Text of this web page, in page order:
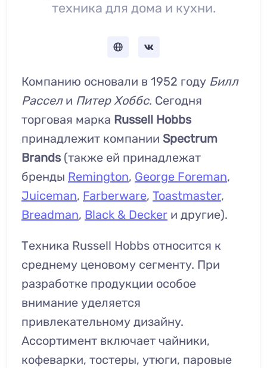
техника для дома и кухни.
Компанию основали в 1952 году Билл
Рассели Питер Хоббс. Сегодня
торговая марка Russell Hobbs
принадлежит компании Spectrum
Brands (также ей принадлежат
бренды Remington, George Foreman,
Juiceman, Farberware, Toastmaster,
Breadman, Black & Decker и другие).
Техника Russell Hobbs относится к
среднему ценовому сегменту. При
разработке продукции особое
внимание уделяется
привлекательному дизайну.
Ассортимент включает чайники,
кофеварки, тостеры, утюги, паровые